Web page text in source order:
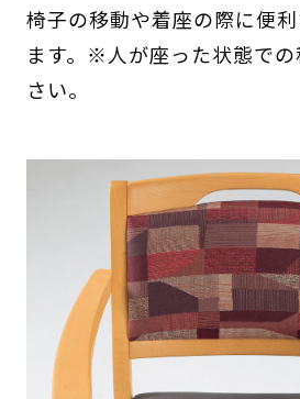
椅子の移動や着座の際に便
ます。※人が座った状態で
さい。